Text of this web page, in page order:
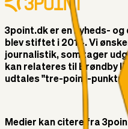
3point.dk er en nyheds-
blev stiftet i 2014. Vi
journalistik, som tager
kan relateres til Brøndby
udtales "tre-point-
Medier kan citere fra